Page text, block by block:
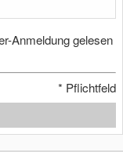
Anmeldung gelesen
* Pflichtfeld